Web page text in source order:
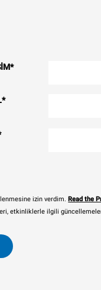
*
*
izin verdim. Read the
etkinliklerle ilgili